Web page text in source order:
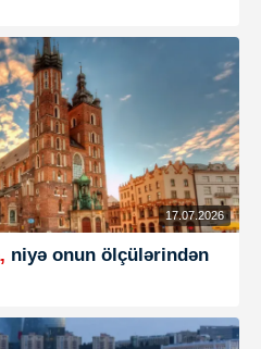
17.07.2026
niyə onun ölçülərindən